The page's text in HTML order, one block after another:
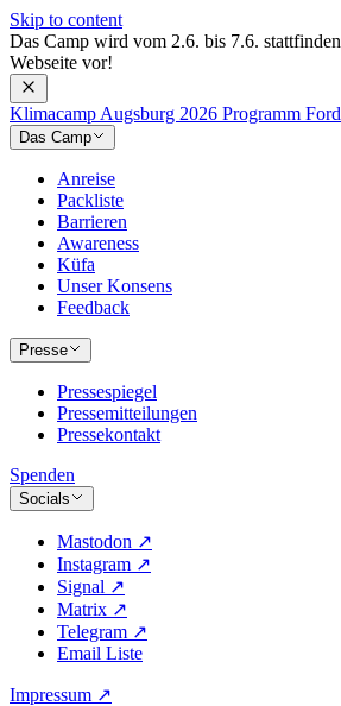
Skip to content
Das Camp wird vom 2.6. bis 7.6.
Webseite vor!
Klimacamp Augsburg 2026 Programm
Das Camp
Anreise
Packliste
Barrieren
Awareness
Küfa
Unser Konsens
Feedback
Presse
Pressespiegel
Pressemitteilungen
Pressekontakt
Spenden
Socials
Mastodon ↗
Instagram ↗
Signal ↗
Matrix ↗
Telegram ↗
Email Liste
Impressum ↗